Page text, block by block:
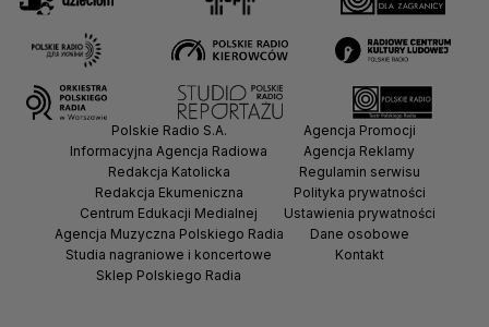
Polskie Radio S.A.
Informacyjna Agencja Radiowa
Redakcja Katolicka
Redakcja Ekumeniczna
Centrum Edukacji Medialnej
Agencja Muzyczna Polskiego Radia
Studia nagraniowe i koncertowe
Sklep Polskiego Radia
Agencja Promocji
Agencja Reklamy
Regulamin serwisu
Polityka prywatności
Ustawienia prywatności
Dane osobowe
Kontakt